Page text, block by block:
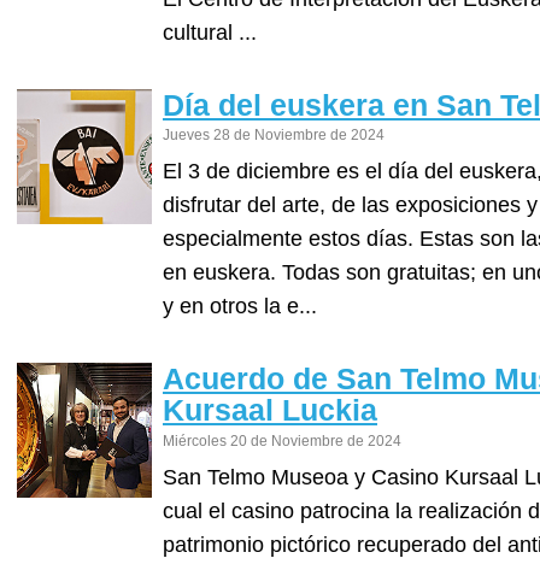
cultural ...
Día del euskera en San
Jueves 28 de Noviembre de 2024
El 3 de diciembre es el día del
disfrutar del arte, de las exposiciones
especialmente estos días. Estas son
en euskera. Todas son gratuitas; en
y en otros la e...
Acuerdo de San Telmo
Kursaal Luckia
Miércoles 20 de Noviembre de 2024
San Telmo Museoa y Casino Kursaal
cual el casino patrocina la realización
patrimonio pictórico recuperado del